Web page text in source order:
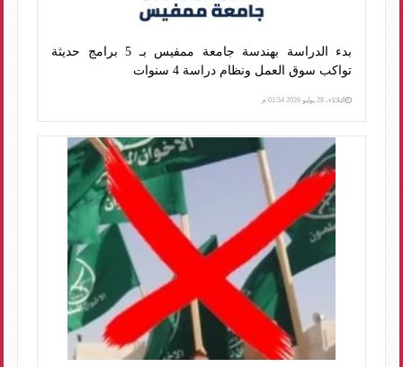
بدء الدراسة بهندسة جامعة ممفيس بـ 5 برامج حديثة
تواكب سوق العمل ونظام دراسة 4 سنوات
الثلاثاء، 28 يوليو 2026 01:54 م